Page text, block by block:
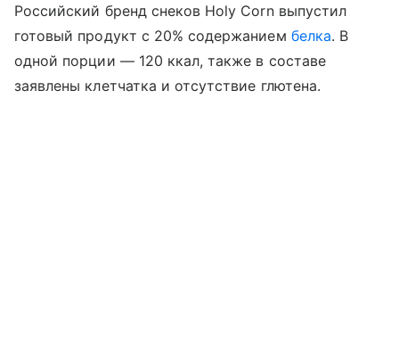
Российский бренд снеков Holy Corn выпустил
готовый продукт с 20% содержанием белка. В
одной порции — 120 ккал, также в составе
заявлены клетчатка и отсутствие глютена.